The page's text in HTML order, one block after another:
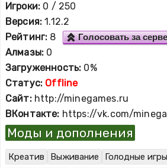
Игроки: 0 / 250
Версия: 1.12.2
Рейтинг: 8 Голосовать за
Алмазы: 0
Загруженность: 0%
Статус: Offline
Сайт:http://minegames.ru
ВКонтакте: https://vk.com/
Моды и дополнения
Креатив Выживание Голодные игры